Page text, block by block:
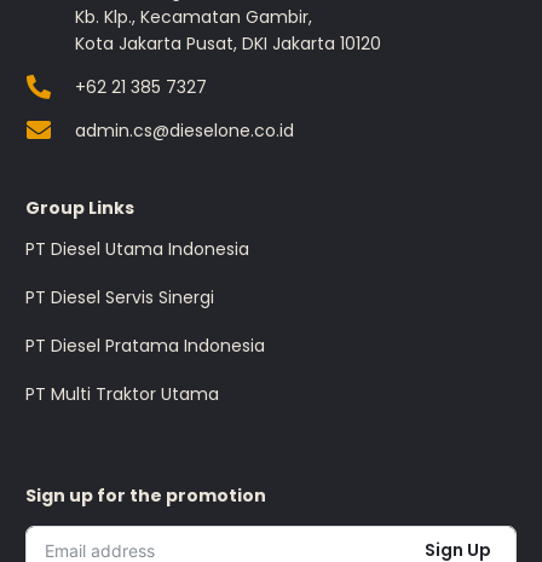
Kb. Klp., Kecamatan Gambir,
Kota Jakarta Pusat, DKI Jakarta 10120
+62 21 385 7327
admin.cs@dieselone.co.id
Group Links
PT Diesel Utama Indonesia
PT Diesel Servis Sinergi
PT Diesel Pratama Indonesia
PT Multi Traktor Utama
Sign up for the promotion
Sign Up